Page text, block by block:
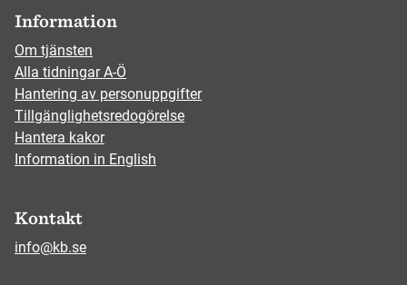
Information
Om tjänsten
Alla tidningar A-Ö
Hantering av personuppgifter
Tillgänglighetsredogörelse
Hantera kakor
Information in English
Kontakt
info@kb.se